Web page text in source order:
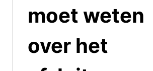
moet weten
over het